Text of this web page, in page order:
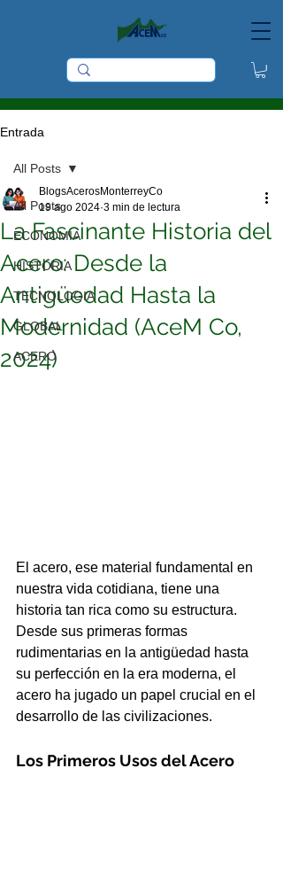
Entrada
All Posts
ECONOMIA
HISTORIA
TECNOLOGIA
GLOBAL
ACERO
All Posts
La Fascinante Historia del
Acero: Desde la
Antigüedad Hasta la
Modernidad (AceM Co,
2024)
BlogsAcerosMonterreyCo
19 ago 2024 3 min de lectura
El acero, ese material fundamental en
nuestra vida cotidiana, tiene una
historia tan rica como su estructura.
Desde sus primeras formas
rudimentarias en la antigüedad hasta
su perfección en la era moderna, el
acero ha jugado un papel crucial en el
desarrollo de las civilizaciones.
Los Primeros Usos del Acero